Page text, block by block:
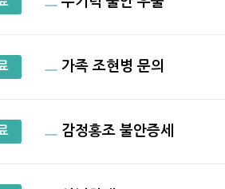
가족 조현병 문의
감정홍조 불안증세